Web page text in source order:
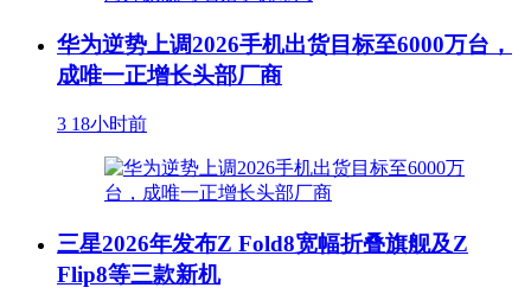
华为逆势上调2026手机出货目标至6000万台，
成唯一正增长头部厂商
3 18小时前
三星2026年发布Z Fold8宽幅折叠旗舰及Z
Flip8等三款新机